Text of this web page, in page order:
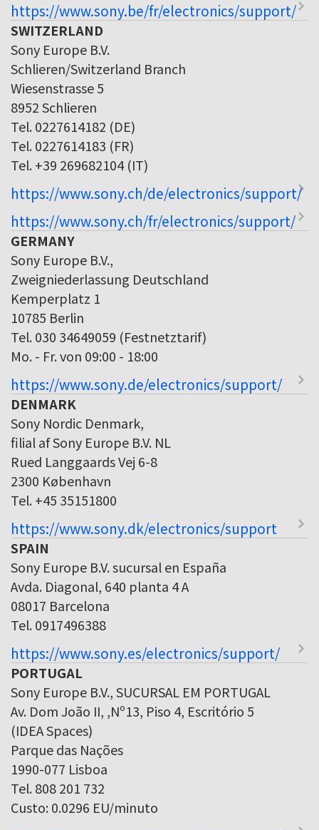
https://www.sony.be/fr/electronics/support/
SWITZERLAND
Sony Europe B.V.
Schlieren/Switzerland Branch
Wiesenstrasse 5
8952 Schlieren
Tel. 0227614182 (DE)
Tel. 0227614183 (FR)
Tel. +39 269682104 (IT)
https://www.sony.ch/de/electronics/support/
https://www.sony.ch/fr/electronics/support/
GERMANY
Sony Europe B.V.,
Zweigniederlassung Deutschland
Kemperplatz 1
10785 Berlin
Tel. 030 34649059 (Festnetztarif)
Mo. - Fr. von 09:00 - 18:00
https://www.sony.de/electronics/support/
DENMARK
Sony Nordic Denmark,
filial af Sony Europe B.V. NL
Rued Langgaards Vej 6-8
2300 København
Tel. +45 35151800
https://www.sony.dk/electronics/support
SPAIN
Sony Europe B.V. sucursal en España
Avda. Diagonal, 640 planta 4 A
08017 Barcelona
Tel. 0917496388
https://www.sony.es/electronics/support/
PORTUGAL
Sony Europe B.V., SUCURSAL EM PORTUGAL
Av. Dom João II, ,Nº13, Piso 4, Escritório 5
(IDEA Spaces)
Parque das Nações
1990-077 Lisboa
Tel. 808 201 732
Custo: 0.0296 EU/minuto